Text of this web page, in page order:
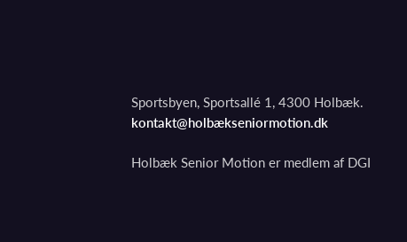
Sportsbyen, Sportsallé 1, 4300 Holbæk.
kontakt@holbækseniormotion.dk
Holbæk Senior Motion er medlem af DGI